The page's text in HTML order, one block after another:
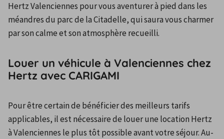
Hertz Valenciennes pour vous aventurer à pied dans les
méandres du parc de la Citadelle, qui saura vous charmer
par son calme et son atmosphère recueilli.
Louer un véhicule à Valenciennes chez
Hertz avec CARIGAMI
Pour être certain de bénéficier des meilleurs tarifs
applicables, il est nécessaire de louer une location Hertz
à Valenciennes le plus tôt possible avant votre séjour. Au-